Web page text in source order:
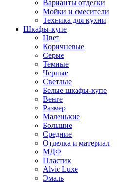
Варианты отделки
Мойки и смесители
Техника для кухни
Шкафы-купе
Цвет
Коричневые
Серые
Темные
Черные
Светлые
Белые шкафы-купе
Венге
Размер
Маленькие
Большие
Средние
Отделка и материал
МДФ
Пластик
Alvic Luxe
Эмаль